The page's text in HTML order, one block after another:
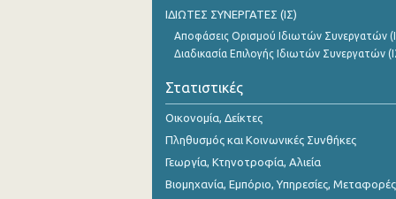
Μαΐου 2023
Απριλίου 2023
Μαρτίου 2023
Ιανουαρίου 2023
ΙΔΙΩΤΕΣ ΣΥΝΕΡΓΑΤΕΣ (ΙΣ)
Αποφάσεις Ορισμού Ιδιωτών Συνεργατών
Διαδικασία Επιλογής Ιδιωτών Συνεργατών
Στατιστικές
Οικονομία, Δείκτες
Πληθυσμός και Κοινωνικές Συνθήκες
Γεωργία, Κτηνοτροφία, Αλιεία
Βιομηχανία, Εμπόριο, Υπηρεσίες, Μεταφορές